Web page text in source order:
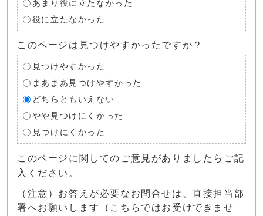
あまり役に立たなかった
役に立たなかった
このページは見つけやすかったですか？
見つけやすかった
まあまあ見つけやすかった
どちらともいえない
やや見つけにくかった
見つけにくかった
このページに関してのご意見がありましたらご記
入ください。
（注意）お答えが必要なお問合せは、直接担当部
署へお願いします（こちらではお受けできませ